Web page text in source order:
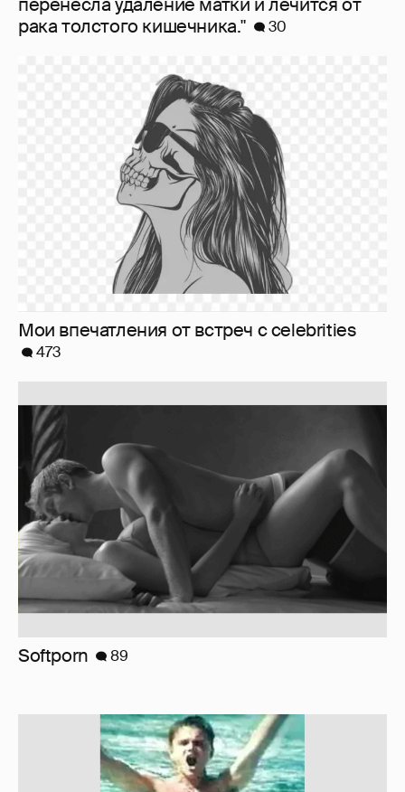
рака толстого кишечника."
30
Мои впечатления от встреч с celebrities
473
Softporn 89